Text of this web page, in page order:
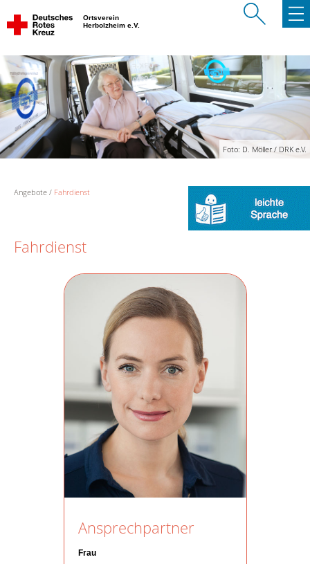
Ortsverein
Herbolzheim e.V.
Foto: D. Möller / DRK e.V.
Angebote Fahrdienst
Fahrdienst
Ansprechpartner
Frau